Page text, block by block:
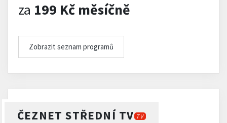
za 199 Kč měsíčně
Zobrazit seznam programů
ČEZNET STŘEDNÍ TV TV